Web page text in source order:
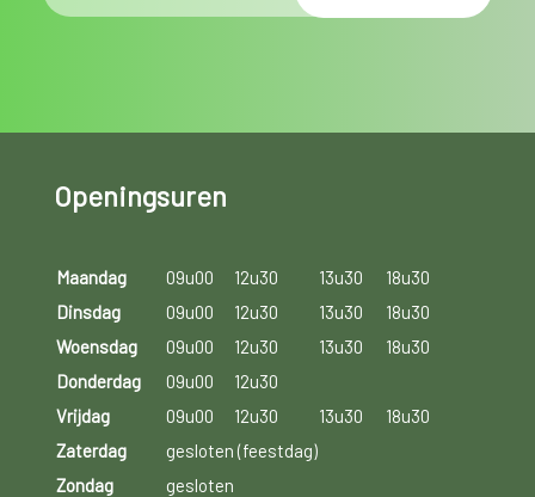
Openingsuren
Maandag 09u00 12u30 13u30
18u30
Dinsdag
09u00 12u30 13u30
18u30
Woensdag
09u00 12u30 13u30
18u30
Donderdag
09u00
12u30
Vrijdag
09u00 12u30 13u30
18u30
Zaterdag
gesloten (feestdag)
Zondag
gesloten